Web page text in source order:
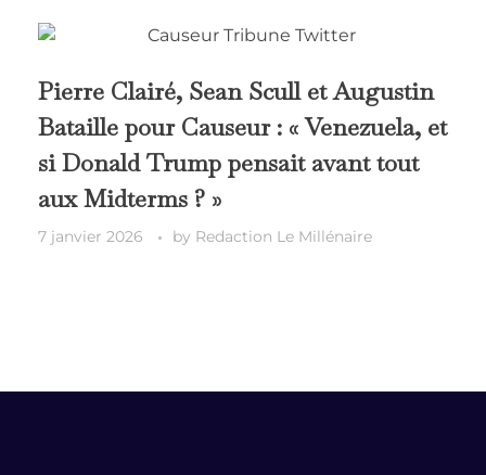
Pierre Clairé, Sean Scull et Augustin
Bataille pour Causeur : « Venezuela, et
si Donald Trump pensait avant tout
aux Midterms ? »
7 janvier 2026 by Redaction Le Millénaire